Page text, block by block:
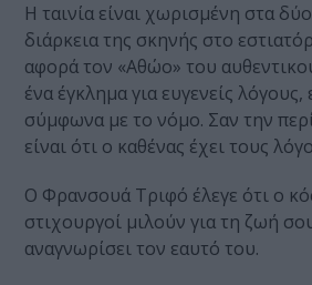
Η ταινία είναι χωρισμένη στα
διάρκεια της σκηνής στο
αφορά τον «Αθώο» του
ένα έγκλημα για ευγενείς
σύμφωνα με το νόμο. Σαν την
είναι ότι ο καθένας έχει τους
Ο Φρανσουά Τριφό έλεγε ότι ο
στιχουργοί μιλούν για τη ζωή
αναγνωρίσει τον εαυτό του.